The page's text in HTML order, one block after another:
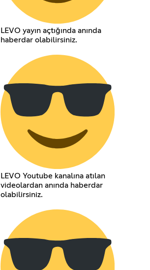
LEVO yayın açtığında anında
haberdar olabilirsiniz.
LEVO Youtube kanalına atılan
videolardan anında haberdar
olabilirsiniz.